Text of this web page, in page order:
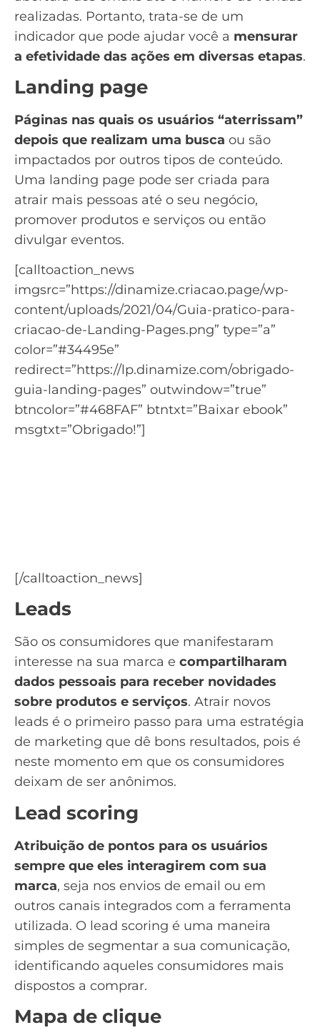
realizadas. Portanto, trata-se de um
indicador que pode ajudar você a mensurar
a efetividade das ações em diversas etapas.
Landing page
Páginas nas quais os usuários “aterrissam”
depois que realizam uma busca ou são
impactados por outros tipos de conteúdo.
Uma landing page pode ser criada para
atrair mais pessoas até o seu negócio,
promover produtos e serviços ou então
divulgar eventos.
[calltoaction_news
imgsrc=”https://dinamize.criacao.page/wp-
content/uploads/2021/04/Guia-pratico-para-
criacao-de-Landing-Pages.png” type=”a”
color=”#34495e”
redirect=”https://lp.dinamize.com/obrigado-
guia-landing-pages” outwindow=”true”
btncolor=”#468FAF” btntxt=”Baixar ebook”
msgtxt=”Obrigado!”]
[/calltoaction_news]
Leads
São os consumidores que manifestaram
interesse na sua marca e compartilharam
dados pessoais para receber novidades
sobre produtos e serviços. Atrair novos
leads é o primeiro passo para uma estratégia
de marketing que dê bons resultados, pois é
neste momento em que os consumidores
deixam de ser anônimos.
Lead scoring
Atribuição de pontos para os usuários
sempre que eles interagirem com sua
marca, seja nos envios de email ou em
outros canais integrados com a ferramenta
utilizada. O lead scoring é uma maneira
simples de segmentar a sua comunicação,
identificando aqueles consumidores mais
dispostos a comprar.
Mapa de clique